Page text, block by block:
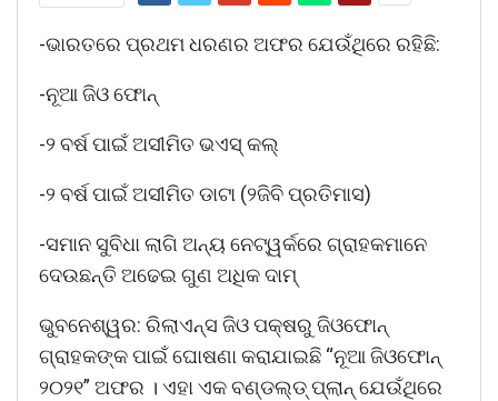
-ଭାରତରେ ପ୍ରଥମ ଧରଣର ଅଫର ଯେଉଁଥିରେ ରହିଛି:
-ନୂଆ ଜିଓ ଫୋନ୍‌
-୨ ବର୍ଷ ପାଇଁ ଅସୀମିତ ଭଏସ୍ କଲ୍‌
-୨ ବର୍ଷ ପାଇଁ ଅସୀମିତ ଡାଟା (୨ଜିବି ପ୍ରତିମାସ)
-ସମାନ ସୁବିଧା ଲାଗି ଅନ୍ୟ ନେଟ୍‌ୱର୍କରେ ଗ୍ରାହକମାନେ
ଦେଉଛନ୍ତି ଅଢେଇ ଗୁଣ ଅଧିକ ଦାମ୍‌
ଭୁବନେଶ୍ୱର: ରିଲାଏନ୍ସ ଜିଓ ପକ୍ଷରୁ ଜିଓଫୋନ୍
ଗ୍ରାହକଙ୍କ ପାଇଁ ଘୋଷଣା କରାଯାଇଛି “ନୂଆ ଜିଓଫୋନ୍
୨୦୨୧” ଅଫର । ଏହା ଏକ ବଣ୍ଡଲ୍‌ଡ୍ ପ୍ଲାନ୍ ଯେଉଁଥିରେ